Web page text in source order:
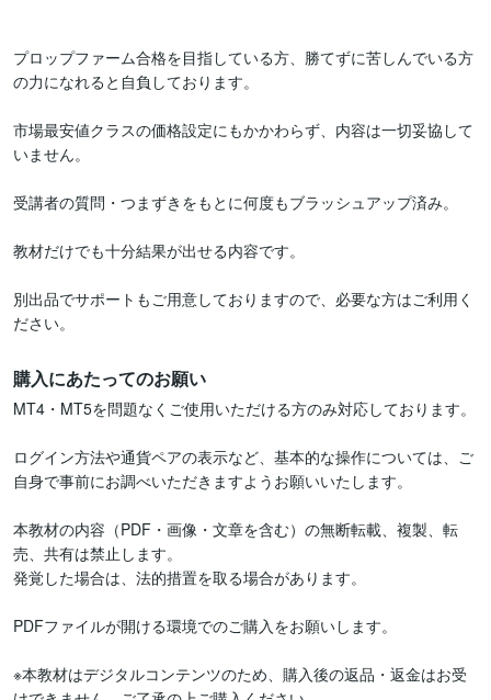
プロップファーム合格を目指している方、勝てずに苦しんでいる方
の力になれると自負しております。
市場最安値クラスの価格設定にもかかわらず、内容は一切妥協して
いません。
受講者の質問・つまずきをもとに何度もブラッシュアップ済み。
教材だけでも十分結果が出せる内容です。
別出品でサポートもご用意しておりますので、必要な方はご利用く
ださい。
購入にあたってのお願い
MT4・MT5を問題なくご使用いただける方のみ対応しております。
ログイン方法や通貨ペアの表示など、基本的な操作については、ご
自身で事前にお調べいただきますようお願いいたします。
本教材の内容（PDF・画像・文章を含む）の無断転載、複製、転
売、共有は禁止します。
発覚した場合は、法的措置を取る場合があります。
PDFファイルが開ける環境でのご購入をお願いします。
※本教材はデジタルコンテンツのため、購入後の返品・返金はお受